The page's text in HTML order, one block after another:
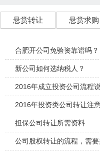
悬赏转让 悬赏求购
合肥开公司免验资靠谱吗？
新公司如何选纳税人？
2016年成立投资公司流程
2016年投资类公司转让注
担保公司转让所需资料
公司股权转让的流程，需